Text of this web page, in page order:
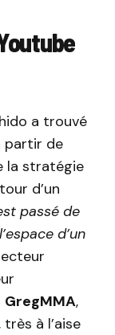
a trouvé
partir de
la stratégie
d’un
passé de
d’un
GregMMA,
à l’aise